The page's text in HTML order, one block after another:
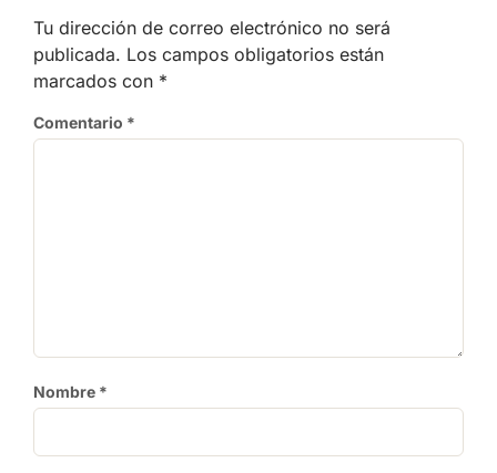
Tu dirección de correo electrónico no será
publicada. Los campos obligatorios están
marcados con *
Comentario *
Nombre *